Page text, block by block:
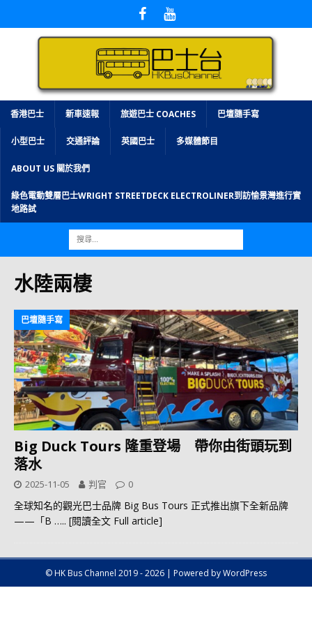
香港巴士 新車速報 旅遊巴士 COACHES 巴壇隨手寫
小型巴士 交通評論 英國巴士 多媒體節目
ABOUT US 關於我們
綠色電動雙層巴士WRIGHT STREETDECK ELECTROLINER到訪愉景灣進行實
地路試
水陸兩棲
巴壇隨手寫
Big Duck Tours 隆重登場 帶你由街頭玩到
落水
2025-11-05 判官 0
全球知名的觀光巴士品牌 Big Bus Tours 正式推出旗下全新品牌
——「B ….. [閱讀全文 Full article]
© HK Bus Channel 2019 - 2026 | Powered by WordPress